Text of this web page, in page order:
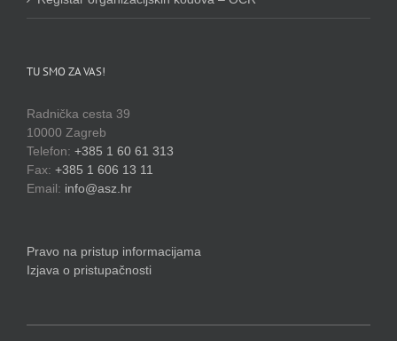
TU SMO ZA VAS!
Radnička cesta 39
10000 Zagreb
Telefon: +385 1 60 61 313
Fax: +385 1 606 13 11
Email: info@asz.hr
Pravo na pristup informacijama
Izjava o pristupačnosti